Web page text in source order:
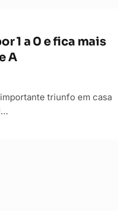
1 a 0 e fica mais
A
triunfo em casa